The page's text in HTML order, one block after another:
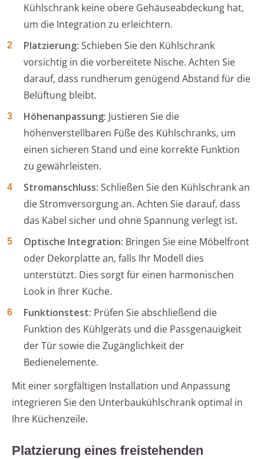
Kühlschrank keine obere Gehäuseabdeckung hat,
um die Integration zu erleichtern.
Platzierung: Schieben Sie den Kühlschrank
vorsichtig in die vorbereitete Nische. Achten Sie
darauf, dass rundherum genügend Abstand für die
Belüftung bleibt.
Höhenanpassung: Justieren Sie die
höhenverstellbaren Füße des Kühlschranks, um
einen sicheren Stand und eine korrekte Funktion
zu gewährleisten.
Stromanschluss: Schließen Sie den Kühlschrank an
die Stromversorgung an. Achten Sie darauf, dass
das Kabel sicher und ohne Spannung verlegt ist.
Optische Integration: Bringen Sie eine Möbelfront
oder Dekorplatte an, falls Ihr Modell dies
unterstützt. Dies sorgt für einen harmonischen
Look in Ihrer Küche.
Funktionstest: Prüfen Sie abschließend die
Funktion des Kühlgeräts und die Passgenauigkeit
der Tür sowie die Zugänglichkeit der
Bedienelemente.
Mit einer sorgfältigen Installation und Anpassung
integrieren Sie den Unterbaukühlschrank optimal in
Ihre Küchenzeile.
Platzierung eines freistehenden